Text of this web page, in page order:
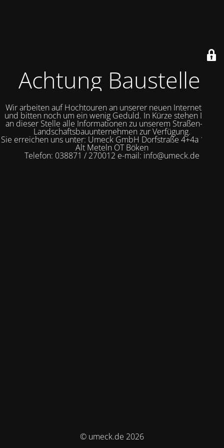
Achtung Baustelle!
Wir arbeiten auf Hochtouren an unserer neuen Internetseite
und bitten noch um ein wenig Geduld. In Kürze stehen Ihnen
an dieser Stelle alle Informationen zu unserem Straßen- und
Landschaftsbauunternehmen zur Verfügung.
Sie erreichen uns unter: Umeck GmbH Dorfstraße 4+4a 19069
Alt Meteln OT Böken
Telefon: 038871 / 270012 e-mail: info@umeck.de
© umeck.de 2026